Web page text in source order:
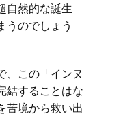
自然的な誕生
うのでしょう
、この「インヌ
結することはな
苦境から救い出